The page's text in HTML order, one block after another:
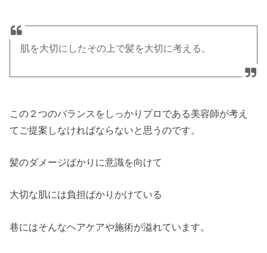
肌を大切にしたその上で髪を大切に考える。
この２つのバランスをしっかりプロである美容師が考え
てご提案しなければならないと思うのです。
髪のダメージばかりに意識を向けて
大切な肌には負担ばかりかけている
巷にはそんなヘアケアや施術が溢れています。